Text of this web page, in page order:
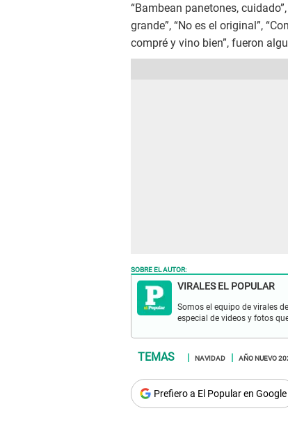
“Bambean panetones,
grande”, “No es el original”,
compré y vino bien”, fueron
SOBRE EL AUTOR:
VIRALES EL POPULAR
Somos el equipo de virales
especial de videos y fotos
NAVIDAD AÑO NUEVO
Prefiero a El Popular en Google